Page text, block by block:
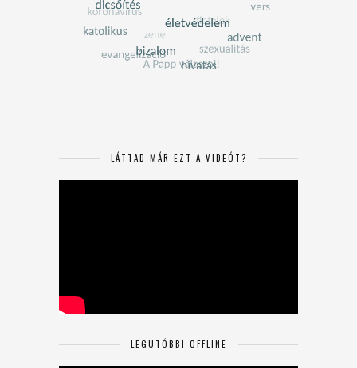
LÁTTAD MÁR EZT A VIDEÓT?
LEGUTÓBBI OFFLINE